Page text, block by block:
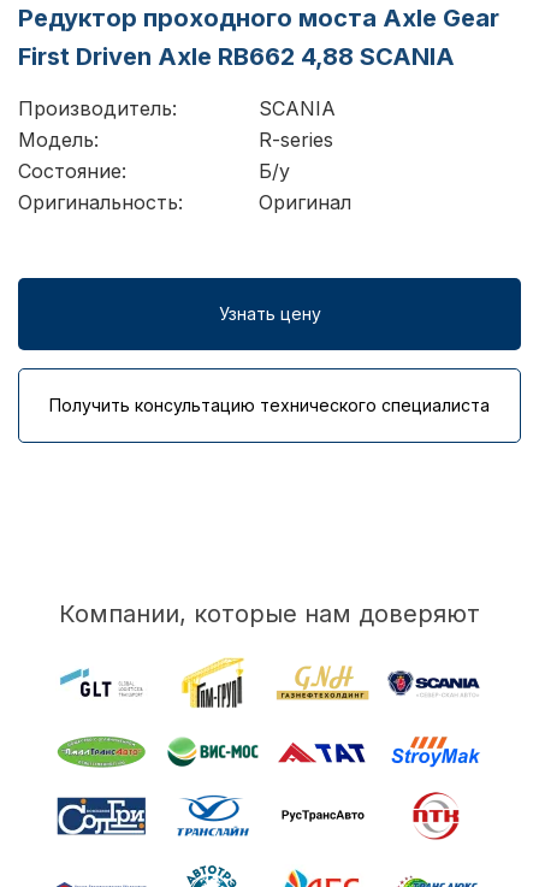
Редуктор проходного моста Axle Gear
First Driven Axle RB662 4,88 SCANIA
Производитель:
SCANIA
Модель:
R-series
Состояние:
Б/у
Оригинальность:
Оригинал
Узнать цену
Получить консультацию технического специалиста
Компании, которые нам доверяют